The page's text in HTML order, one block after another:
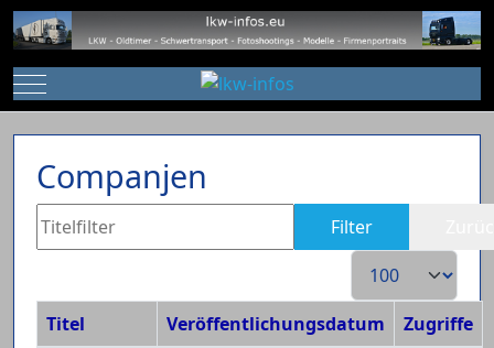
Mobile Menu Toggle
Companjen
Titelfilter Filter
Anzeige #
Titel Veröffentlichungsdatum
Zugriffe